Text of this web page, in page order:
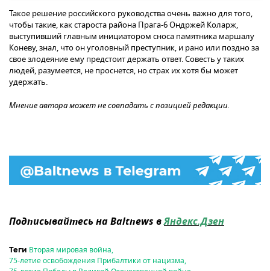
Такое решение российского руководства очень важно для того,
чтобы такие, как староста района Прага-6 Ондржей Коларж,
выступивший главным инициатором сноса памятника маршалу
Коневу, знал, что он уголовный преступник, и рано или поздно за
свое злодеяние ему предстоит держать ответ. Совесть у таких
людей, разумеется, не проснется, но страх их хотя бы может
удержать.
Мнение автора может не совпадать с позицией редакции.
Подписывайтесь на Baltnews вЯндекс.Дзен
Теги Вторая мировая война,
75-летие освобождения Прибалтики от нацизма,